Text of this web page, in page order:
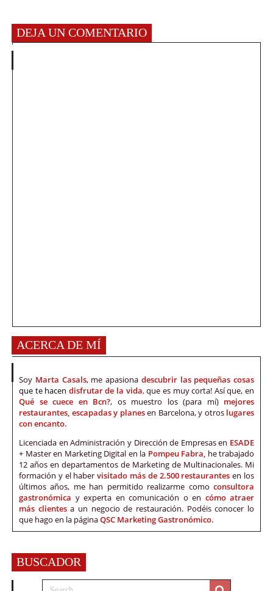
DEJA UN COMENTARIO
ACERCA DE MÍ
Soy Marta Casals, me apasiona descubrir las pequeñas cosas
que te hacen disfrutar de la vida,que es muy corta! Así que, en
Qué se cuece en Bcn?, os muestro los (para mí) mejores
restaurantes, escapadas y planesen Barcelona, y otros lugares
con encanto.
Licenciada en Administración y Dirección de Empresas en ESADE
+ Master en Marketing Digital en la Pompeu Fabra, he trabajado
12 años en departamentos de Marketing de Multinacionales. Mi
formación y el habervisitado más de 2.500 restaurantes en los
últimos años, me han permitido realizarme como consultora
gastronómica y experta en comunicación o en cómo atraer
más clientes a un negocio de restauración. Podéis conocer lo
que hago en la páginaQSC Marketing Gastronómico.
BUSCADOR